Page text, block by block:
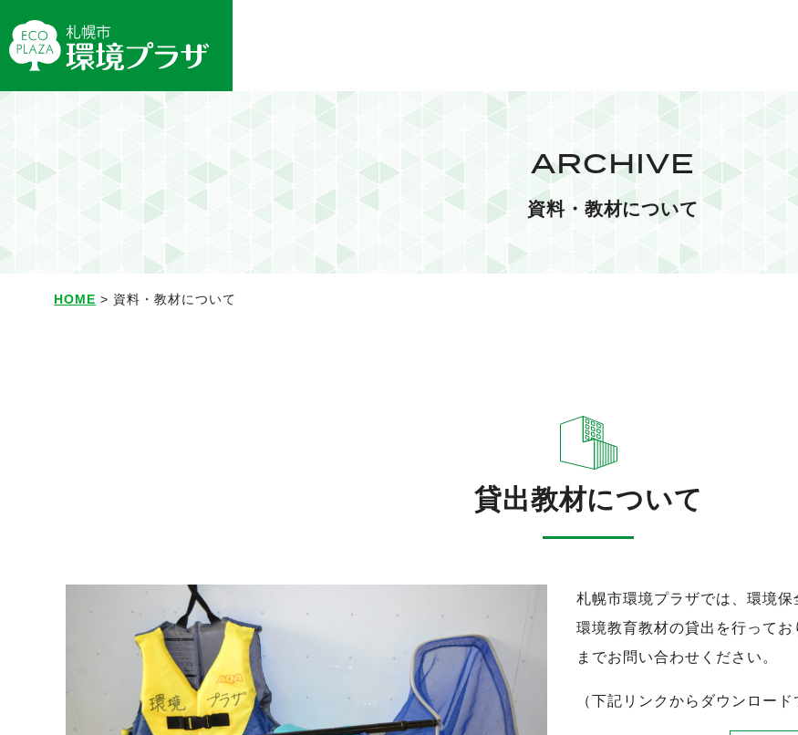
ARCHIVE
資料・教材について
HOME > 資料・教材について
貸出教材について
札幌市環境プラザでは、環境保
環境教育教材の貸出を行って
までお問い合わせください。
（下記リンクからダウンロード